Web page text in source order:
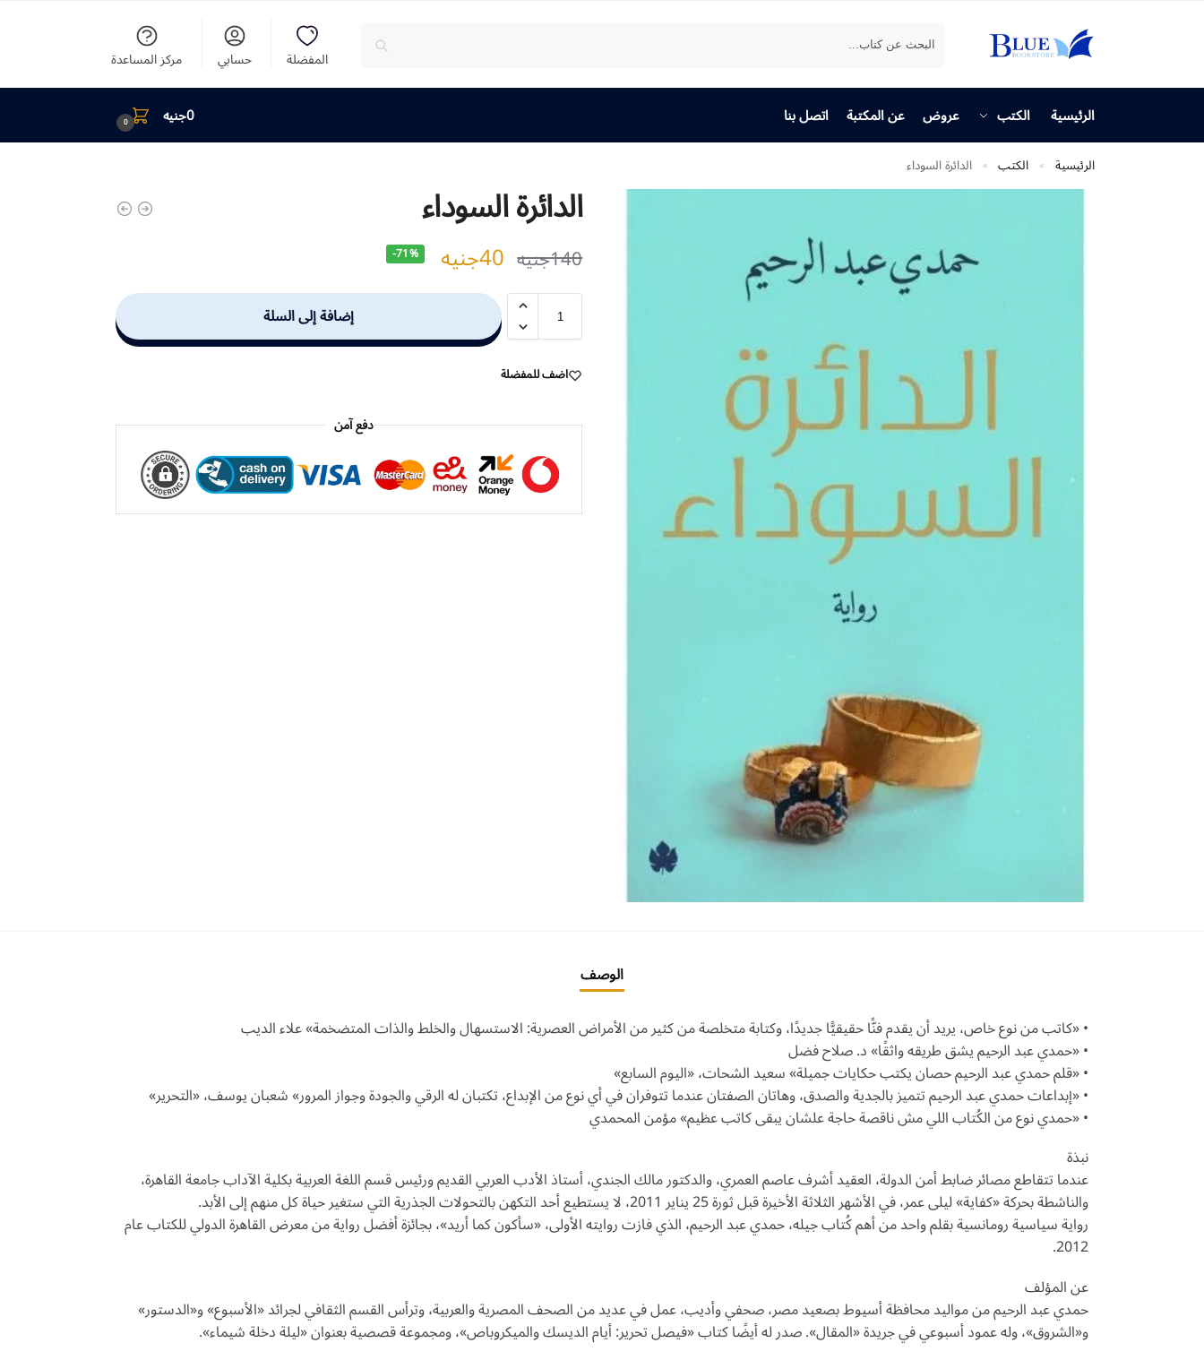
بحث
المفضلة حسابي مركز المساعدة
الرئيسية الكتب عروض عن المكتبة اتصل بنا 0جنيه 0
الرئيسية » الكتب » الدائرة السوداء
الدائرة السوداء
140جنيه 40جنيه -71%
إضافة إلى السلة
اضف للمفضلة
دفع آمن
الوصف
• «كاتب من نوع خاص، يريد أن يقدم فنًّا حقيقيًّا جديدًا، وكتابة متخلصة من كثير من الأمراض العصرية: الاستسهال والخلط والذات المتضخمة» علاء الديب
• «حمدي عبد الرحيم يشق طريقه واثقًا» د. صلاح فضل
• «قلم حمدي عبد الرحيم حصان يكتب حكايات جميلة» سعيد الشحات، «اليوم السابع»
• «إبداعات حمدي عبد الرحيم تتميز بالجدية والصدق، وهاتان الصفتان عندما تتوفران في أي نوع من الإبداع، تكتبان له الرقي والجودة وجواز المرور» شعبان يوسف، «التحرير»
• «حمدي نوع من الكُتاب اللي مش ناقصة حاجة علشان يبقى كاتب عظيم» مؤمن المحمدي
نبذة
عندما تتقاطع مصائر ضابط أمن الدولة، العقيد أشرف عاصم العمري، والدكتور مالك الجندي، أستاذ الأدب العربي القديم ورئيس قسم اللغة العربية بكلية الآداب جامعة القاهرة،
والناشطة بحركة «كفاية» ليلى عمر، في الأشهر الثلاثة الأخيرة قبل ثورة 25 يناير 2011، لا يستطيع أحد التكهن بالتحولات الجذرية التي ستغير حياة كل منهم إلى الأبد.
رواية سياسية رومانسية بقلم واحد من أهم كُتاب جيله، حمدي عبد الرحيم، الذي فازت روايته الأولى، «سأكون كما أريد»، بجائزة أفضل رواية من معرض القاهرة الدولي للكتاب عام
2012.
عن المؤلف
حمدي عبد الرحيم من مواليد محافظة أسيوط بصعيد مصر، صحفي وأديب، عمل في عديد من الصحف المصرية والعربية، وترأس القسم الثقافي لجرائد «الأسبوع» و«الدستور»
و«الشروق»، وله عمود أسبوعي في جريدة «المقال». صدر له أيضًا كتاب «فيصل تحرير: أيام الديسك والميكروباص»، ومجموعة قصصية بعنوان «ليلة دخلة شيماء».